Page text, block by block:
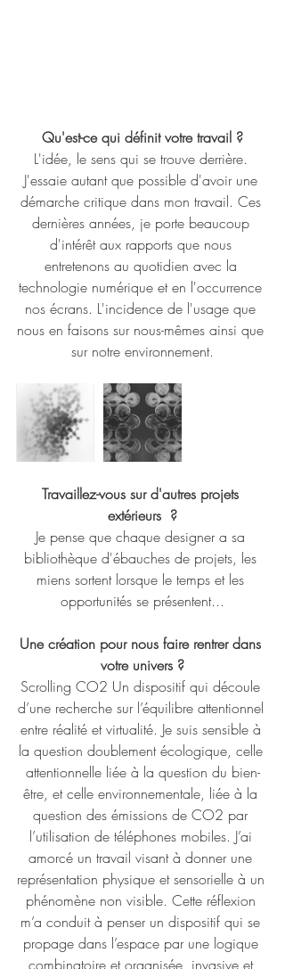
Qu'est-ce qui définit votre travail ?
L'idée, le sens qui se trouve derrière.
J'essaie autant que possible d'avoir une
démarche critique dans mon travail. Ces
dernières années, je porte beaucoup
d'intérêt aux rapports que nous
entretenons au quotidien avec la
technologie numérique et en l'occurrence
nos écrans. L'incidence de l'usage que
nous en faisons sur nous-mêmes ainsi que
sur notre environnement.
Travaillez-vous sur d'autres projets
extérieurs  ?
Je pense que chaque designer a sa
bibliothèque d'ébauches de projets, les
miens sortent lorsque le temps et les
opportunités se présentent...
Une création pour nous faire rentrer dans
votre univers ?
Scrolling CO2 Un dispositif qui découle
d’une recherche sur l’équilibre attentionnel
entre réalité et virtualité. Je suis sensible à
la question doublement écologique, celle
attentionnelle liée à la question du bien-
être, et celle environnementale, liée à la
question des émissions de CO2 par
l’utilisation de téléphones mobiles. J’ai
amorcé un travail visant à donner une
représentation physique et sensorielle à un
phénomène non visible. Cette réflexion
m’a conduit à penser un dispositif qui se
propage dans l’espace par une logique
combinatoire et organisée, invasive et